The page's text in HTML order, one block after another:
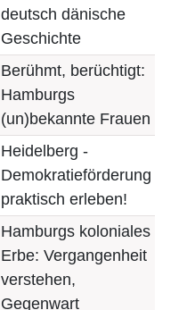
deutsch dänische
Geschichte
Berühmt, berüchtigt:
Hamburgs
(un)bekannte Frauen
Heidelberg -
Demokratieförderung
praktisch erleben!
Hamburgs koloniales
Erbe: Vergangenheit
verstehen,
Gegenwart